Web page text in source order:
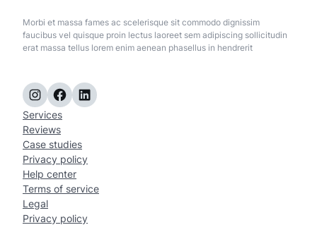
Morbi et massa fames ac scelerisque sit commodo dignissim
faucibus vel quisque proin lectus laoreet sem adipiscing sollicitudin
erat massa tellus lorem enim aenean phasellus in hendrerit
Instagram Facebook LinkedIn
Services
Reviews
Case studies
Privacy policy
Help center
Terms of service
Legal
Privacy policy